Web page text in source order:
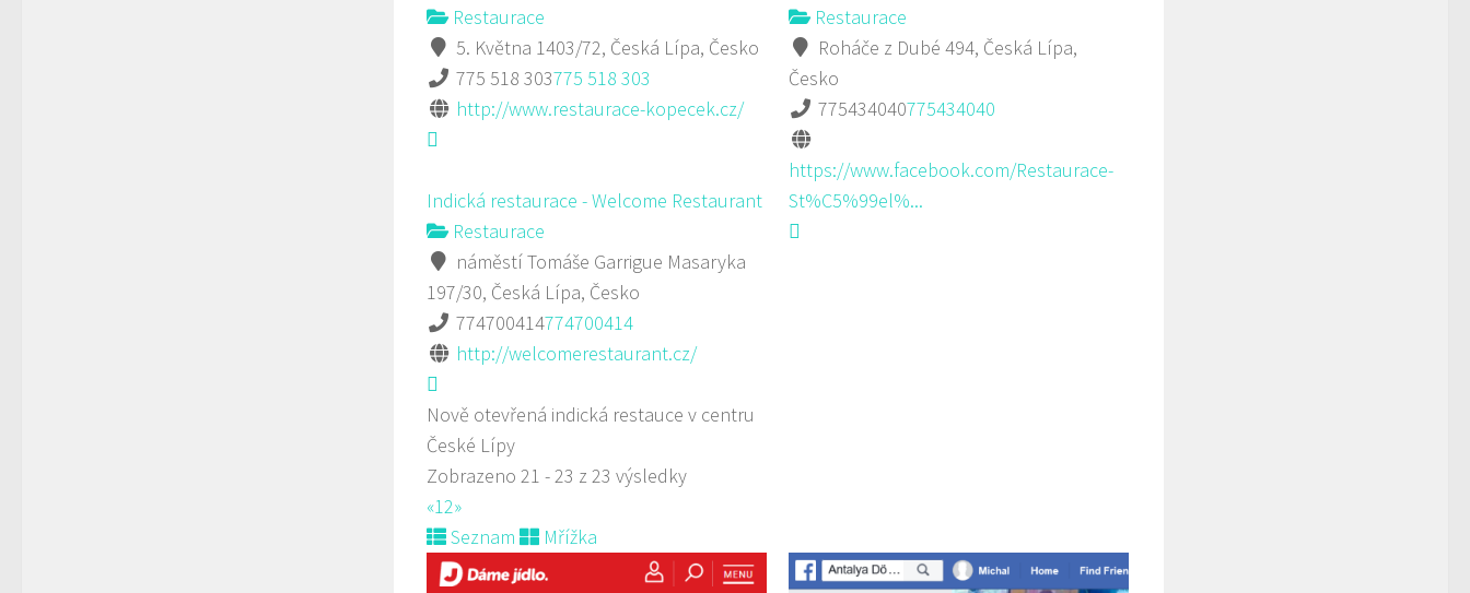
Restaurace
5. Května 1403/72, Česká Lípa, Česko
775 518 303775 518 303
http://www.restaurace-kopecek.cz/
Restaurace
Roháče z Dubé 494, Česká Lípa,
Česko
775434040775434040
https://www.facebook.com/Restaurace-
St%C5%99el%...
Indická restaurace - Welcome Restaurant
Restaurace
náměstí Tomáše Garrigue Masaryka
197/30, Česká Lípa, Česko
774700414774700414
http://welcomerestaurant.cz/
Nově otevřená indická restauce v centru
České Lípy
Zobrazeno 21 - 23 z 23 výsledky
«12»
Seznam
Mřížka